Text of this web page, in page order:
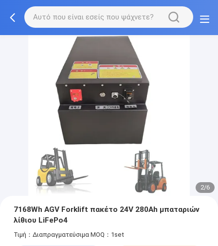
2/6
7168Wh AGV Forklift πακέτο 24V 280Ah μπαταριών
λίθιου LiFePo4
Τιμή：Διαπραγματεύσιμα MOQ：1set